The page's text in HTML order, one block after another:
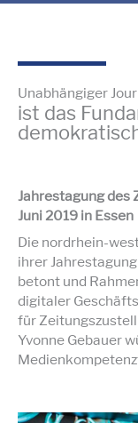
Unabhängiger
ist das
Jahrestagung des
Juni 2019 in Essen
Die nordrhein-
ihrer
betont und
digitaler
für
Yvonne Gebauer